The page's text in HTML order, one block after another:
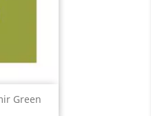
Green